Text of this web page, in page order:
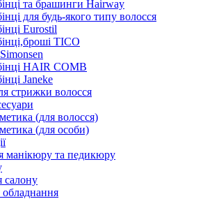
та брашинги Hairway
для будь-якого типу волосся
Eurostil
TICO
HAIR COMB
Janeke
стрижки волосся
(для волосся)
(для особи)
манікюру та педикюру
салону
обладнання